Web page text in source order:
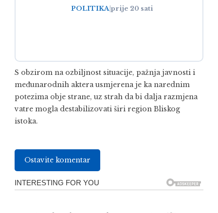
POLITIKAprije 20 sati
S obzirom na ozbiljnost situacije, pažnja javnosti i
međunarodnih aktera usmjerena je ka narednim
potezima obje strane, uz strah da bi dalja razmjena
vatre mogla destabilizovati širi region Bliskog
istoka.
Ostavite komentar